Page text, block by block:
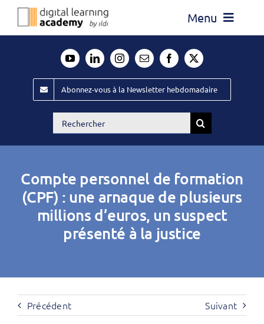
Passer
Menu
Évènements ILDI
Offres d’emploi
Publiez
Contact
Abonnez-vous à la Newsletter hebdomadaire
Rechercher:
Compte personnel de formation
(CPF) : une arnaque de plusieurs
millions d’euros, un suspect
présenté à la justice
Précédent Suivant